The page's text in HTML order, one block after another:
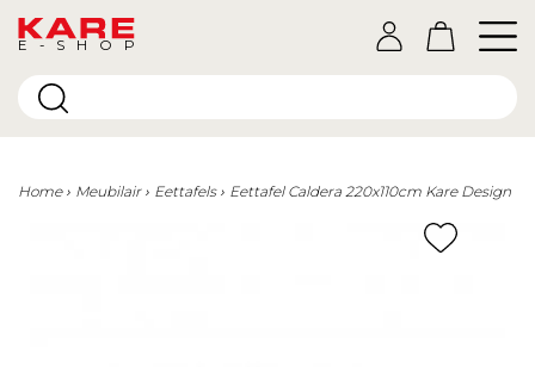
E-SHOP
Home Meubilair Eettafels Eettafel Caldera 220x110cm Kare Design